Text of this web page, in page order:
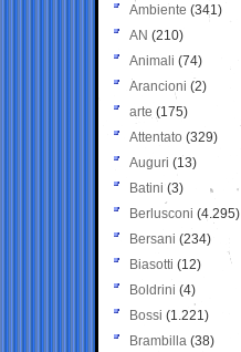
Ambiente (341)
AN (210)
Animali (74)
Arancioni (2)
arte (175)
Attentato (329)
Auguri (13)
Batini (3)
Berlusconi (4.295)
Bersani (234)
Biasotti (12)
Boldrini (4)
Bossi (1.221)
Brambilla (38)